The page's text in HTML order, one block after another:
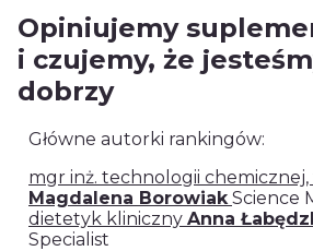
Opiniujemy
i czujemy, że
dobrzy
Główne autorki rankingów:
mgr inż. technologii
Magdalena Borowiak Science
dietetyk kliniczny Anna
Specialist